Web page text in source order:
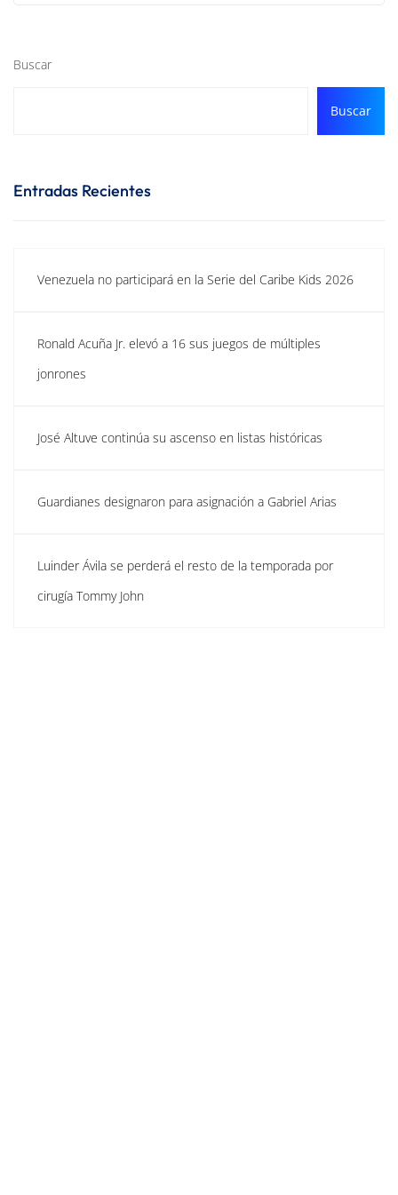
Buscar
Buscar
Entradas Recientes
Venezuela no participará en la Serie del Caribe Kids 2026
Ronald Acuña Jr. elevó a 16 sus juegos de múltiples
jonrones
José Altuve continúa su ascenso en listas históricas
Guardianes designaron para asignación a Gabriel Arias
Luinder Ávila se perderá el resto de la temporada por
cirugía Tommy John